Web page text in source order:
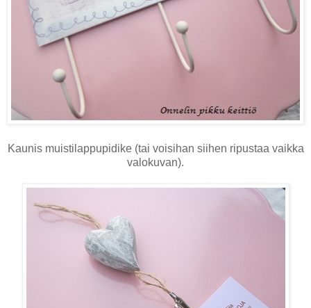
Kaunis muistilappupidike (tai voisihan siihen ripustaa vaikka
valokuvan).